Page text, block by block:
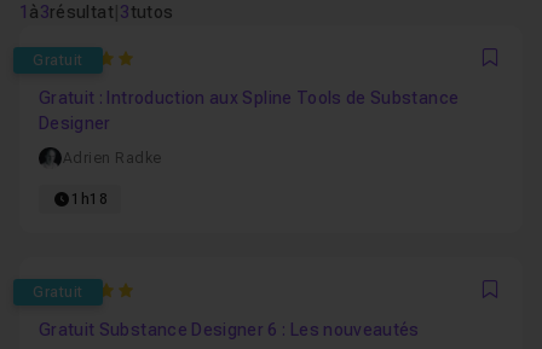
1 à3résultat| 3tutos
Gratuit
5
Gratuit : Introduction aux Spline Tools de Substance
Designer
Adrien Radke
1h18
Gratuit
5
Gratuit Substance Designer 6 : Les nouveautés